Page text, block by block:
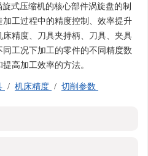
式压缩机的核心部件涡旋盘的制
工过程中的精度控制、效率提升
精度、刀具夹持柄、刀具、夹具
工况下加工的零件的不同精度数
高加工效率的方法。
/ 机床精度 / 切削参数